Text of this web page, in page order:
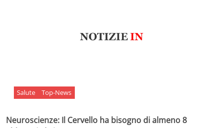
Salute Top-News
Neuroscienze: Il Cervello ha bisogno di almeno 8